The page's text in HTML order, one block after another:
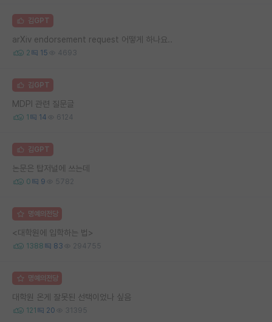
김GPT
arXiv endorsement request 어떻게 하나요..
2 15 4693
김GPT
MDPI 관련 질문글
1 14 6124
김GPT
논문은 탑저널에 쓰는데
0 9 5782
명예의전당
<대학원에 입학하는 법>
1388 83 294755
명예의전당
대학원 온게 잘못된 선택이었나 싶음
121 20 31395